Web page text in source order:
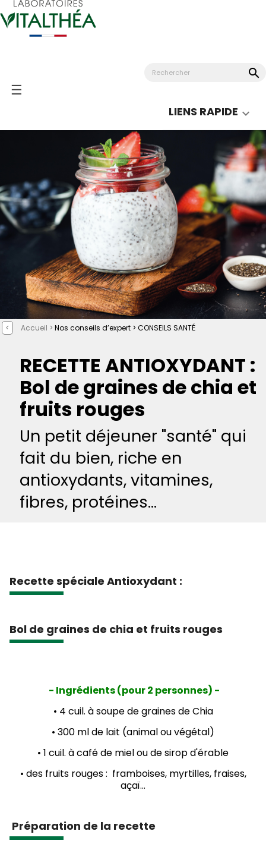
Basculer
☰
search
LIENS RAPIDE 
< Accueil > Nos conseils d’expert > CONSEILS SANTÉ
RECETTE ANTIOXYDANT :
Bol de graines de chia et
fruits rouges
Un petit déjeuner "santé" qui
fait du bien, riche en
antioxydants, vitamines,
fibres, protéines...
Recette spéciale Antioxydant :
Bol de graines de chia et fruits rouges
- Ingrédients (pour 2 personnes) -
• 4 cuil. à soupe de graines de Chia
• 300 ml de lait (animal ou végétal)
• 1 cuil. à café de miel ou de sirop d'érable
• des fruits rouges : framboises, myrtilles, fraises,
açaï...
Préparation de la recette